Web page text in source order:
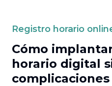
Registro horario
Cómo
horario digital
complicaciones